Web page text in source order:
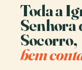
Toda a
Senhora
Socorro,
bem